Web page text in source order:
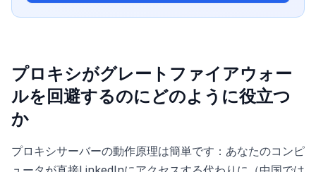
プロキシがグレートファイアウォー
ルを回避するのにどのように役立つ
か
プロキシサーバーの動作原理は簡単です：あなたのコンピ